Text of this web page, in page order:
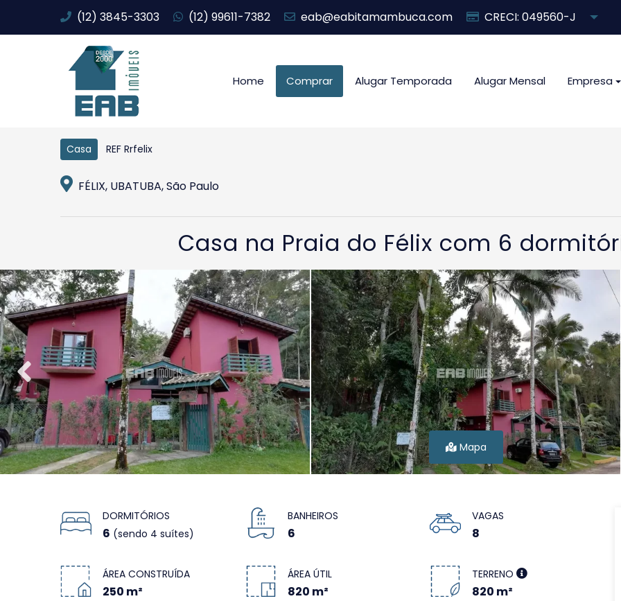
(12) 3845-3303 (12) 99611-7382 eab@eabitamambuca.com CRECI: 049560-J
Home Comprar Alugar Temporada Alugar Mensal Empresa
Casa REF Rrfelix
FÉLIX, UBATUBA, São Paulo
Casa na Praia do Félix com 6
Mapa
DORMITÓRIOS
6 (sendo 4 suítes)
BANHEIROS
6
VAGAS
8
ÁREA CONSTRUÍDA
250 m²
ÁREA ÚTIL
820 m²
TERRENO
820 m²